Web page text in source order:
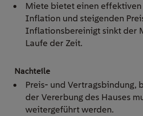
Miete bietet einen effektiven
Inflation und steigenden
Inflationsbereinigt sinkt der
Laufe der Zeit.
Preis- und Vertragsbindung,
der Vererbung des Hauses
weitergeführt werden.